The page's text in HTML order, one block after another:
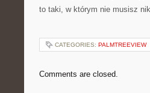
to taki, w którym nie musisz
CATEGORIES: PALMTREEVIEW
Comments are closed.